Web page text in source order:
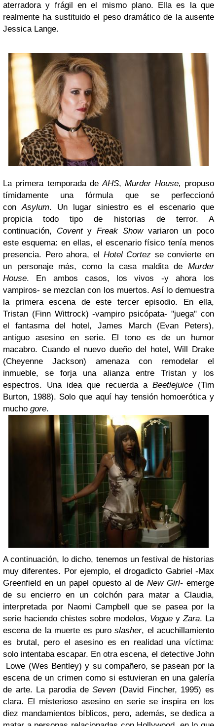
aterradora y frágil en el mismo plano. Ella es la que
realmente ha sustituido el peso dramático de la ausente
Jessica Lange.
La primera temporada deAHS,Murder House, propuso
tímidamente una fórmula que se perfeccionó
con Asylum. Un lugar siniestro es el escenario que
propicia todo tipo de historias de terror. A
continuación, CoventyFreak Showvariaron un poco
este esquema: en ellas, el escenario físico tenía menos
presencia. Pero ahora, el Hotel Cortez se convierte en
un personaje más, como la casa maldita de Murder
House. En ambos casos, los vivos -y ahora los
vampiros- se mezclan con los muertos. Así lo demuestra
la primera escena de este tercer episodio. En ella,
Tristan (Finn Wittrock) -vampiro psicópata- "juega" con
el fantasma del hotel, James March (Evan Peters),
antiguo asesino en serie. El tono es de un humor
macabro. Cuando el nuevo dueño del hotel, Will Drake
(Cheyenne Jackson) amenaza con remodelar el
inmueble, se forja una alianza entre Tristan y los
espectros. Una idea que recuerda a Beetlejuice(Tim
Burton, 1988). Solo que aquí hay tensión homoerótica y
mucho gore.
A continuación, lo dicho, tenemos un festival de historias
muy diferentes. Por ejemplo, el drogadicto Gabriel -Max
Greenfield en un papel opuesto al de New Girl- emerge
de su encierro en un colchón para matar a Claudia,
interpretada por Naomi Campbell que se pasea por la
serie haciendo chistes sobre modelos, Vogue yZara. La
escena de la muerte es puroslasher, el acuchillamiento
es brutal, pero el asesino es en realidad una víctima:
solo intentaba escapar. En otra escena, el detective John
Lowe (Wes Bentley) y su compañero, se pasean por la
escena de un crimen como si estuvieran en una galería
de arte. La parodia deSeven (David Fincher, 1995) es
clara. El misterioso asesino en serie se inspira en los
diez mandamientos bíblicos, pero, además, se dedica a